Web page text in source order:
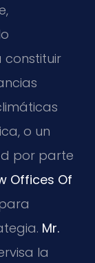
o un
por parte
Offices Of
Mr.
la